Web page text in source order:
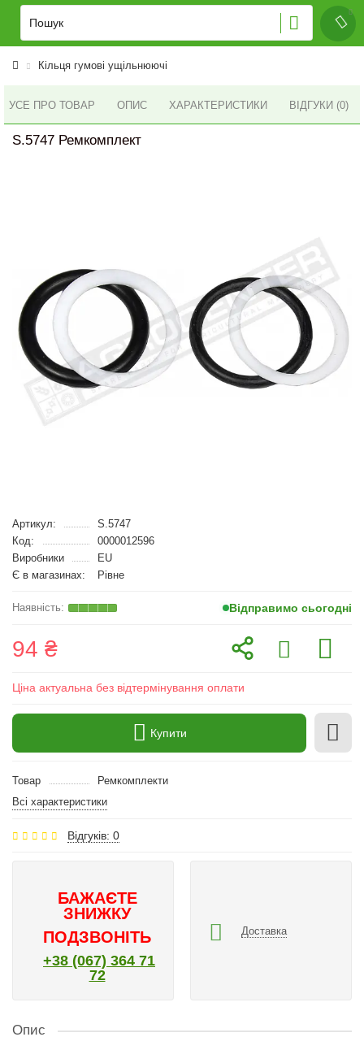
Кільця гумові ущільнюючі
УСЕ ПРО ТОВАР ОПИС ХАРАКТЕРИСТИКИ ВІДГУКИ (0)
S.5747 Ремкомплект
Артикул:
S.5747
Код:
0000012596
Виробники
EU
Є в магазинах:
Рівне
Відправимо сьогодні
94 ₴
Ціна актуальна без відтермінування оплати
Купити
Товар
Ремкомплекти
Всі характеристики
Відгуків: 0
БАЖАЄТЕ
ЗНИЖКУ
ПОДЗВОНІТЬ
+38 (067) 364 71
72
Доставка
Опис